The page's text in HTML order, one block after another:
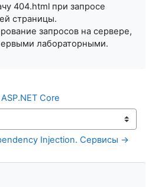
404.html при запросе
страницы.
запросов на сервере,
лабораторными.
Core
Injection. Сервисы →